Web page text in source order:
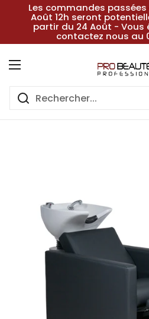
Passer au contenu
Les commandes
Août 12h seront
partir du 24 Août - Vous
contactez nous au
Ouvrir le menu